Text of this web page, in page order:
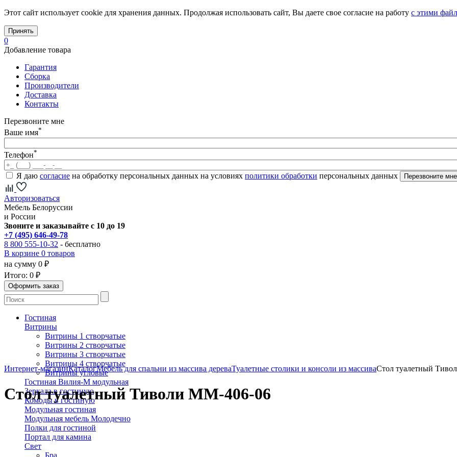
Этот сайт использует cookie для хранения данных. Продолжая использовать сайт, Вы даете свое согласие на работу с этими
Принять
0
Добавление товара
Гарантия
Сборка
Производители
Доставка
Контакты
Перезвоните мне
Ваше имя*
Телефон*
Я даю согласие на обработку персональных данных на условиях политики обработки персональных данных
Авторизоваться
Мебель Белоруссии
и России
Звоните и заказывайте с 10 до 19
+7 (495) 646-49-78
8 800 555-10-32 - бесплатно
В корзине 0 товаров
на сумму 0 ₽
Итого: 0 ₽
Гостиная
Витрины
Витрины 1 створчатые
Витрины 2 створчатые
Витрины 3 створчатые
Витрины 4 створчатые
Витрины угловые
Гостиная Вилия-М модульная
Зеркала в гостиную
Комоды в гостиную
Модульная гостиная
Модульная мебель Молодечно
Полки для гостиной
Портал для камина
Свет
Интернет-магазинКаталогМебель для спальни из массива дереваТуалетные столики и консоли из массиваСтол туалетный
Стол туалетный Тиволи ММ-406-06